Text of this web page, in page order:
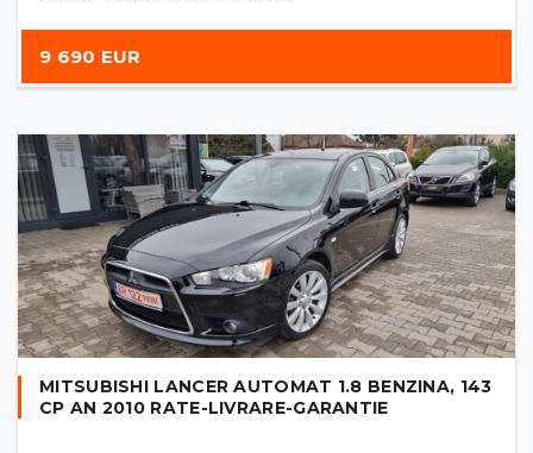
9 690 EUR
MITSUBISHI LANCER AUTOMAT 1.8 BENZINA, 143
CP AN 2010 RATE-LIVRARE-GARANTIE